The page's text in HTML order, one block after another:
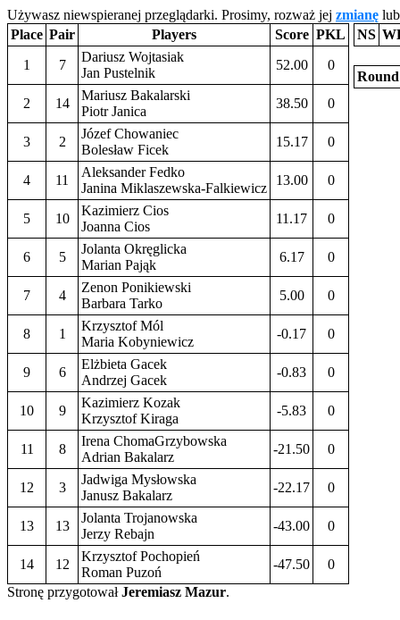
Używasz niewspieranej przeglądarki. Prosimy, rozważ jej zmianę
Place Pair Players Score PKL
1
7
Dariusz Wojtasiak
Jan Pustelnik
52.00 0
2 14
Mariusz Bakalarski
Piotr Janica
38.50 0
3 2
Józef Chowaniec
Bolesław Ficek
15.17 0
4 11
Aleksander Fedko
Janina Miklaszewska-Falkiewicz
13.00 0
5 10
Kazimierz Cios
Joanna Cios
11.17 0
6 5
Jolanta Okręglicka
Marian Pająk
6.17 0
7 4
Zenon Ponikiewski
Barbara Tarko
5.00 0
8 1
Krzysztof Mól
Maria Kobyniewicz
-0.17 0
9 6
Elżbieta Gacek
Andrzej Gacek
-0.83 0
10 9
Kazimierz Kozak
Krzysztof Kiraga
-5.83 0
11 8
Irena ChomaGrzybowska
Adrian Bakalarz
-21.50 0
12 3
Jadwiga Mysłowska
Janusz Bakalarz
-22.17 0
13 13
Jolanta Trojanowska
Jerzy Rebajn
-43.00 0
14 12
Krzysztof Pochopień
Roman Puzoń
-47.50 0
NS
Round
Stronę przygotowałJeremiasz Mazur.